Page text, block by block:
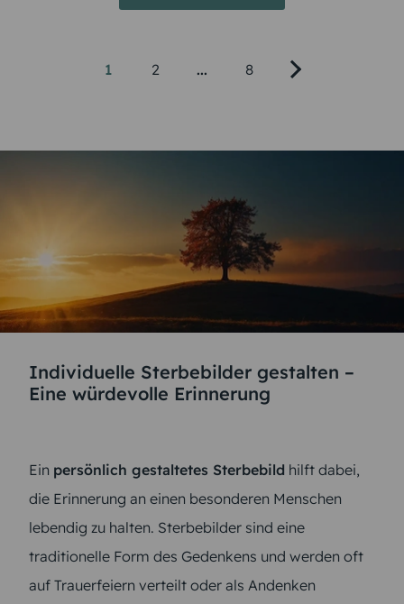
1 2 ... 8
Individuelle Sterbebilder gestalten –
Eine würdevolle Erinnerung
Ein persönlich gestaltetes Sterbebild hilft dabei,
die Erinnerung an einen besonderen Menschen
lebendig zu halten. Sterbebilder sind eine
traditionelle Form des Gedenkens und werden oft
auf Trauerfeiern verteilt oder als Andenken